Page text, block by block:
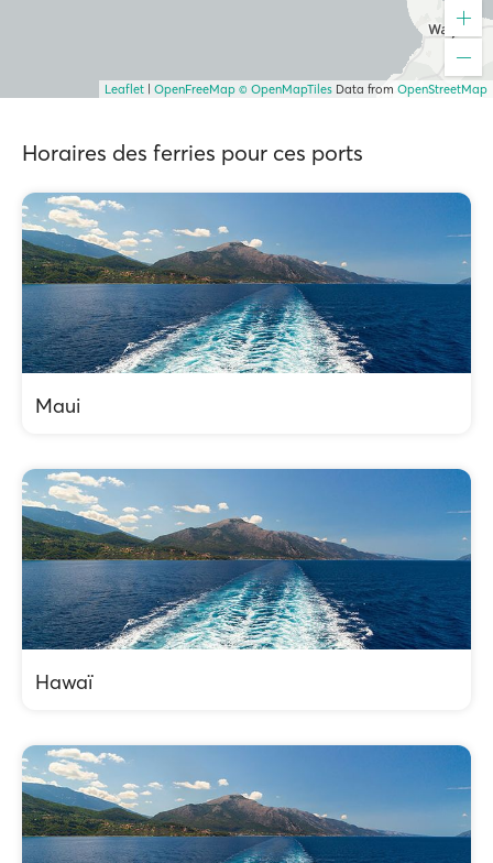
Leaflet OpenFreeMap © OpenMapTiles Data from OpenStreetMap
Horaires des ferries pour ces ports
Maui
Hawaï